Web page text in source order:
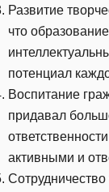
Развитие
что
потенциал
Воспитание
придавал
активными и
Сотрудничество